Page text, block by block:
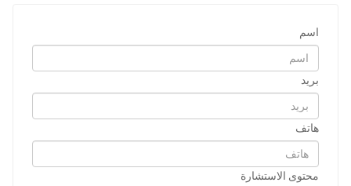
اسم
بريد
هاتف
محتوى الاستشارة